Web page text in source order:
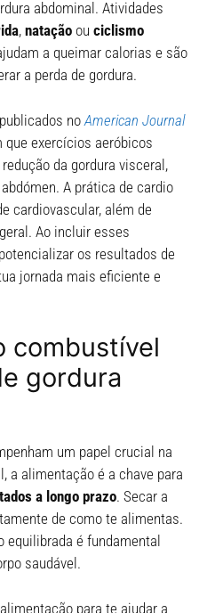
abdominal. Atividades
, natação ou ciclismo
a queimar calorias e são
a perda de gordura.
no American Journal
que exercícios aeróbicos
da gordura visceral,
A prática de cardio
cardiovascular, além de
Ao incluir esses
os resultados de
jornada mais eficiente e
combustível
gordura
um papel crucial na
a alimentação é a chave para
a longo prazo. Secar a
de como te alimentas.
é fundamental
saudável.
para te ajudar a